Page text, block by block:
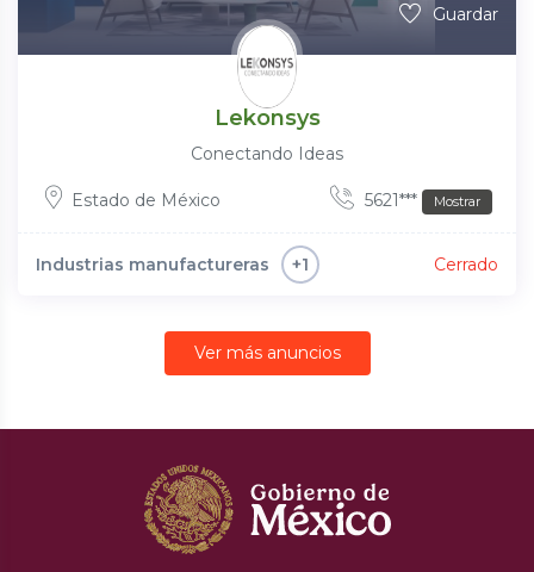
Guardar
Lekonsys
Conectando Ideas
Estado de México 5621*** Mostrar
Industrias manufactureras +1 Cerrado
Ver más anuncios